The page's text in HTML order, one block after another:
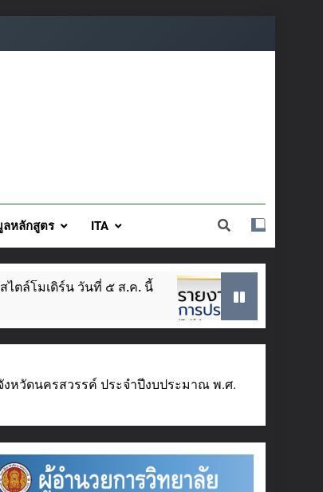
หลักสูตร ITA
. นี้ SAR ประจำปีการศึกษา 2568
หวัดนครสวรรค์ ประจำปีงบประมาณ พ.ศ.